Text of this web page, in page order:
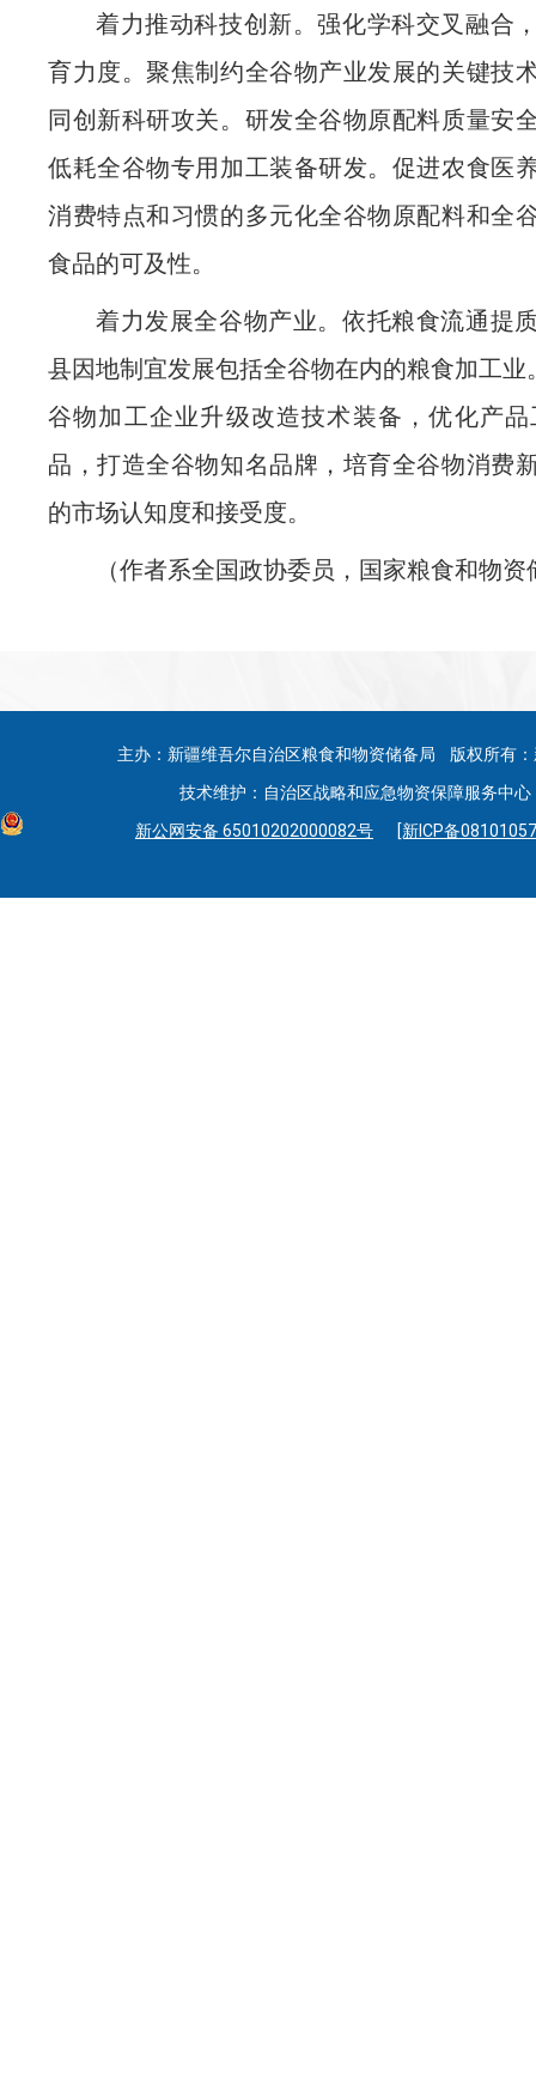
着力推动科技创新。强化学科交叉融合
育力度。聚焦制约全谷物产业发展的关键技
同创新科研攻关。研发全谷物原配料质量安
低耗全谷物专用加工装备研发。促进农食医
消费特点和习惯的多元化全谷物原配料和全
食品的可及性。
着力发展全谷物产业。依托粮食流通提
县因地制宜发展包括全谷物在内的粮食加工业
谷物加工企业升级改造技术装备，优化产
品，打造全谷物知名品牌，培育全谷物消费
的市场认知度和接受度。
（作者系全国政协委员，国家粮食和物
主办：新疆维吾尔自治区粮食和物资储备局 版权所有
技术维护：自治区战略和应急物资保障服务中
新公网安备 65010202000082号
[新ICP备